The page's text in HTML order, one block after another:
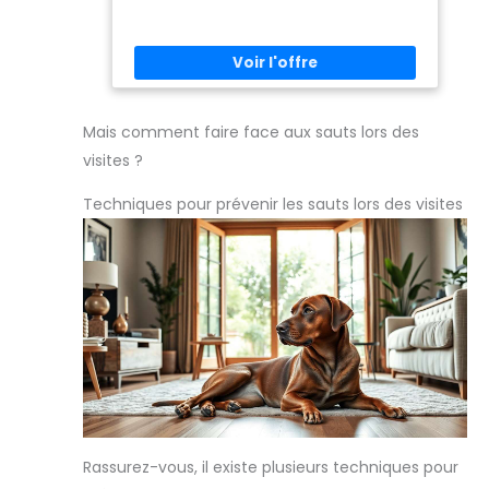
Mais comment faire face aux sauts lors des
visites ?
Techniques pour prévenir les sauts lors des visites
Rassurez-vous, il existe plusieurs techniques pour